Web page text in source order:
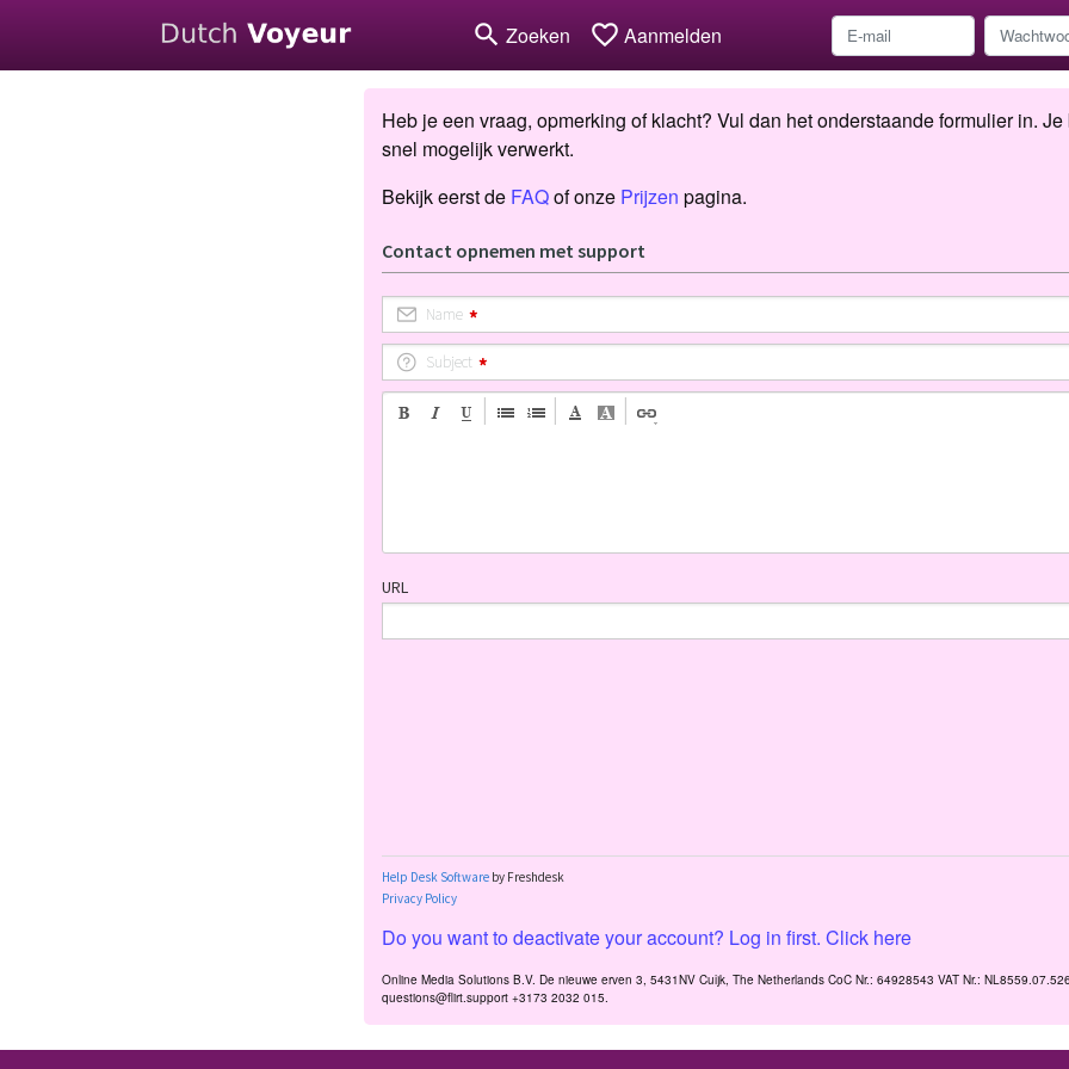
search Zoeken favorite_border Aanmelden
Heb je een vraag, opmerking of klacht? Vul dan het onderstaande formulier in.
snel mogelijk verwerkt.
Bekijk eerst de FAQof onze Prijzen pagina.
Do you want to deactivate your account? Log in first. Click here
Online Media Solutions B.V. De nieuwe erven 3, 5431NV Cuijk, The Netherlands CoC Nr.: 64928543 VAT Nr.:
questions@flirt.support +3173 2032 015.